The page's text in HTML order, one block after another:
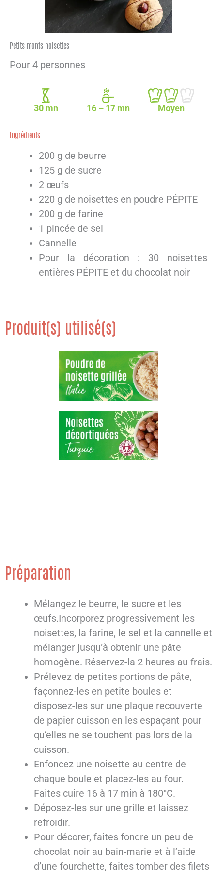
Petits monts noisettes
Pour 4 personnes
30 mn 16 – 17 mn Moyen
Ingrédients
200 g de beurre
125 g de sucre
2 œufs
220 g de noisettes en poudre PÉPITE
200 g de farine
1 pincée de sel
Cannelle
Pour la décoration : 30 noisettes
entières PÉPITE et du chocolat noir
Produit(s) utilisé(s)
Préparation
Mélangez le beurre, le sucre et les
œufs.Incorporez progressivement les
noisettes, la farine, le sel et la cannelle et
mélanger jusqu’à obtenir une pâte
homogène. Réservez-la 2 heures au frais.
Prélevez de petites portions de pâte,
façonnez-les en petite boules et
disposez-les sur une plaque recouverte
de papier cuisson en les espaçant pour
qu’elles ne se touchent pas lors de la
cuisson.
Enfoncez une noisette au centre de
chaque boule et placez-les au four.
Faites cuire 16 à 17 min à 180°C.
Déposez-les sur une grille et laissez
refroidir.
Pour décorer, faites fondre un peu de
chocolat noir au bain-marie et à l’aide
d’une fourchette, faites tomber des filets